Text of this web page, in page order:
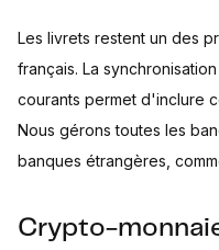
Les livrets restent un des
français. La
courants permet d'inclure
Nous gérons toutes les
banques étrangères,
Crypto-